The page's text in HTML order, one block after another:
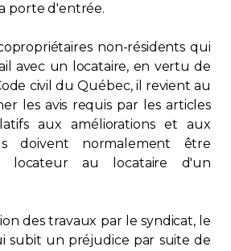
porte d'entrée.
non-résidents qui
avec un locataire, en vertu de
civil du Québec, il revient au
les avis requis par les articles
aux améliorations et aux
doivent normalement être
locateur au locataire d'un
des travaux par le syndicat, le
subit un préjudice par suite de